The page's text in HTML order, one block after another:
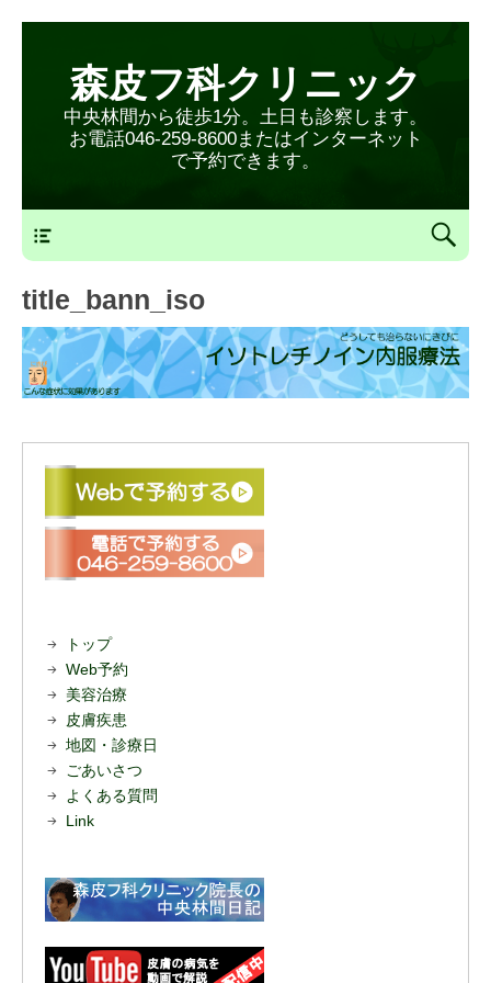
森皮フ科クリニック
中央林間から徒歩1分。土日も診察します。
お電話046-259-8600またはインターネット
で予約できます。
title_bann_iso
トップ
Web予約
美容治療
皮膚疾患
地図・診療日
ごあいさつ
よくある質問
Link